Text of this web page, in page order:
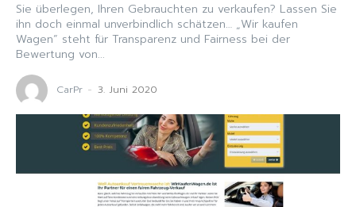
Sie überlegen, Ihren Gebrauchten zu verkaufen? Lassen Sie
ihn doch einmal unverbindlich schätzen… „Wir kaufen
Wagen“ steht für Transparenz und Fairness bei der
Bewertung von...
CarPr - 3. Juni 2020